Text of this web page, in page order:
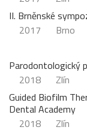
II. Brněnské
2017
Brno
Parodontologický
2018
Zlín
Guided Biofilm
Dental Academy
2018
Zlín